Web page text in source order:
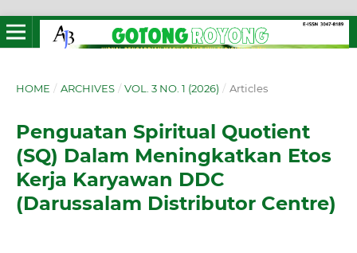
HOME / ARCHIVES / VOL. 3 NO. 1 (2026) / Articles
Penguatan Spiritual Quotient
(SQ) Dalam Meningkatkan Etos
Kerja Karyawan DDC
(Darussalam Distributor Centre)